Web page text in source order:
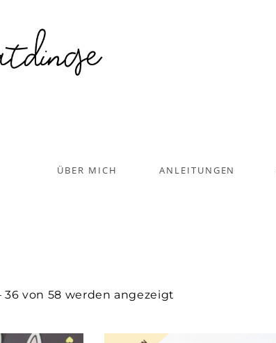
ÜBER MICH ANLEITUNGEN
36 von 58 werden angezeigt